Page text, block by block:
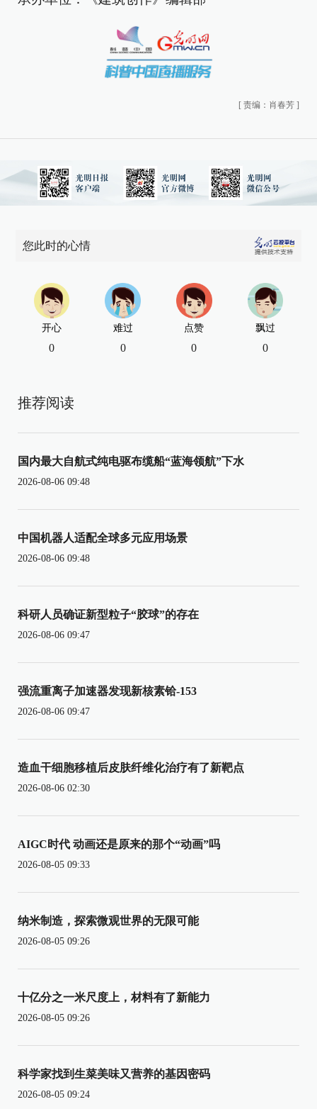
[ 责编：肖春芳 ]
您此时的心情
开心
0
难过
0
点赞
0
飘过
0
推荐阅读
国内最大自航式纯电驱布缆船“蓝海领航”下水
2026-08-06 09:48
中国机器人适配全球多元应用场景
2026-08-06 09:48
科研人员确证新型粒子“胶球”的存在
2026-08-06 09:47
强流重离子加速器发现新核素铪-153
2026-08-06 09:47
造血干细胞移植后皮肤纤维化治疗有了新靶点
2026-08-06 02:30
AIGC时代 动画还是原来的那个“动画”吗
2026-08-05 09:33
纳米制造，探索微观世界的无限可能
2026-08-05 09:26
十亿分之一米尺度上，材料有了新能力
2026-08-05 09:26
科学家找到生菜美味又营养的基因密码
2026-08-05 09:24